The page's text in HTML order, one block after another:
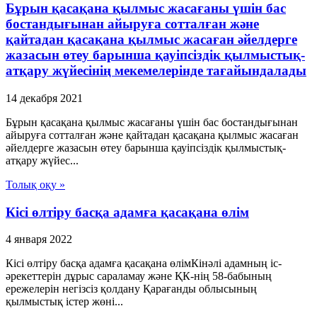
Бұрын қасақана қылмыс жасағаны үшін бас
бостандығынан айыруға сотталған және
қайтадан қасақана қылмыс жасаған әйелдерге
жазасын өтеу барынша қауіпсіздік қылмыстық-
атқару жүйесінің мекемелерінде тағайындалады
14 декабря 2021
Бұрын қасақана қылмыс жасағаны үшін бас бостандығынан
айыруға сотталған және қайтадан қасақана қылмыс жасаған
әйелдерге жазасын өтеу барынша қауіпсіздік қылмыстық-
атқару жүйес...
Толық оқу »
Кісі өлтіру басқа адамға қасақана өлім
4 января 2022
Кісі өлтіру басқа адамға қасақана өлімКінәлі адамның іс-
әрекеттерін дұрыс сараламау және ҚК-нің 58-бабының
ережелерін негізсіз қолдану Қарағанды облысының
қылмыстық істер жөні...